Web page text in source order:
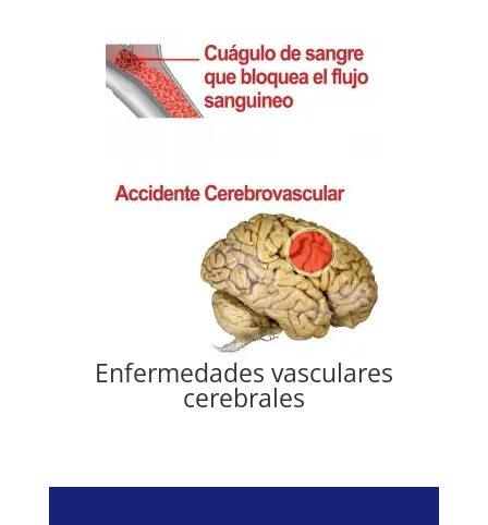
Enfermedades vasculares
cerebrales